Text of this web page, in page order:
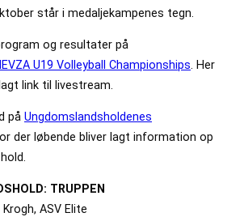
står i medaljekampenes tegn.
og resultater på
U19 Volleyball Championships . Her
link til livestream.
på Ungdomslandsholdenes
der løbende bliver lagt information op
TRUPPEN
ASV Elite